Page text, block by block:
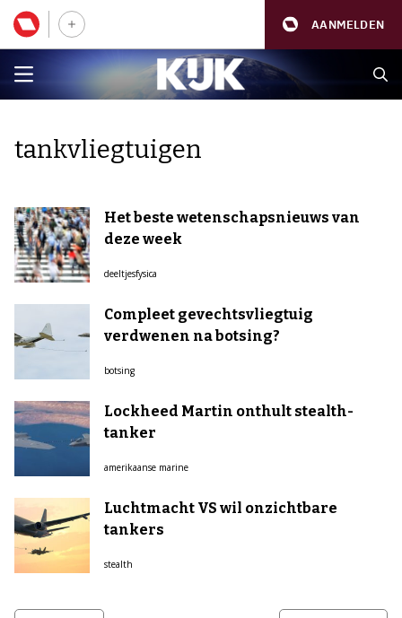
AANMELDEN
tankvliegtuigen
Het beste wetenschapsnieuws van
deze week
deeltjesfysica
Compleet gevechtsvliegtuig
verdwenen na botsing?
botsing
Lockheed Martin onthult stealth-
tanker
amerikaanse marine
Luchtmacht VS wil onzichtbare
tankers
stealth